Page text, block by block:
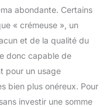
abondante. Certains
« crémeuse », un
et de la qualité du
donc capable de
pour un usage
bien plus onéreux. Pour
investir une somme